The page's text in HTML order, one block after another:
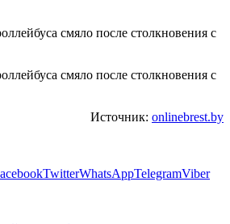
Источник: onlinebrest.by
TwitterWhatsAppTelegramViber